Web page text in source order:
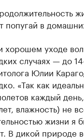
попугай в
хорошем уходе
случаях — до
Юлии
«Так как
каждый
влажность) не
жизни я
В дикой природе